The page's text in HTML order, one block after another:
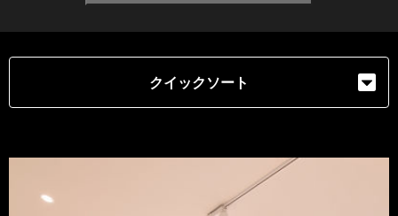
クイックソート